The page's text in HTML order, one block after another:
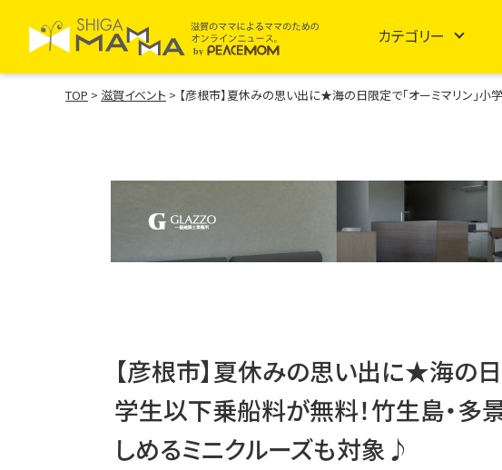
カテゴリー
TOP > 滋賀イベント > 【彦根市】夏休みの思い出に★海の日限定で「オーミマリン」
【彦根市】夏休みの思い出に★海の日
学生以下乗船料が無料！竹生島・
しめるミニクルーズも対象♪